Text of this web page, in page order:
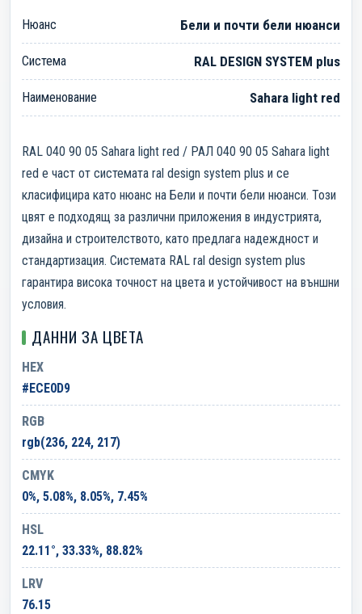
Нюанс Бели и почти бели нюанси
Система RAL DESIGN SYSTEM plus
Наименование Sahara light red
RAL 040 90 05 Sahara light red / РАЛ 040 90 05 Sahara light
red е част от системата ral design system plus и се
класифицира като нюанс на Бели и почти бели нюанси. Този
цвят е подходящ за различни приложения в индустрията,
дизайна и строителството, като предлага надеждност и
стандартизация. Системата RAL ral design system plus
гарантира висока точност на цвета и устойчивост на външни
условия.
ДАННИ ЗА ЦВЕТА
HEX
#ECE0D9
RGB
rgb(236, 224, 217)
CMYK
0%, 5.08%, 8.05%, 7.45%
HSL
22.11°, 33.33%, 88.82%
LRV
76.15